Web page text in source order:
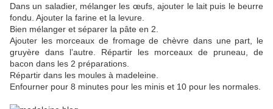
Dans un saladier, mélanger les œufs, ajouter le lait puis le beurre
fondu. Ajouter la farine et la levure.
Bien mélanger et séparer la pâte en 2.
Ajouter les morceaux de fromage de chèvre dans une part, le
gruyère dans l’autre. Répartir les morceaux de pruneau, de
bacon dans les 2 préparations.
Répartir dans les moules à madeleine.
Enfourner pour 8 minutes pour les minis et 10 pour les normales.